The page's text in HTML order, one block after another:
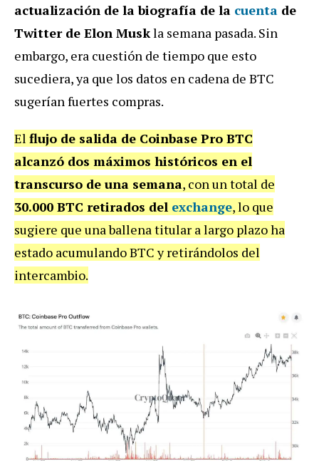
actualización de la biografía de la cuenta de
Twitter de Elon Muskla semana pasada. Sin
embargo, era cuestión de tiempo que esto
sucediera, ya que los datos en cadena de BTC
sugerían fuertes compras.
El flujo de salida de Coinbase Pro BTC
alcanzó dos máximos históricos en el
transcurso de una semana, con un total de
30.000 BTC retirados del exchange, lo que
sugiere que una ballena titular a largo plazo ha
estado acumulando BTC y retirándolos del
intercambio.